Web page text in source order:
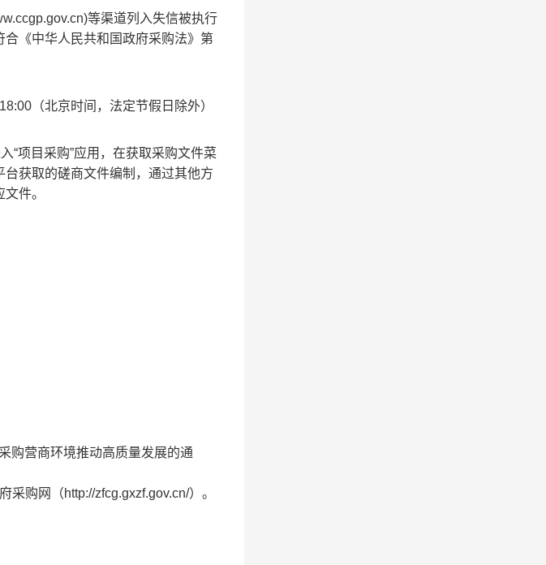
等渠道列入失信被执行
《中华人民共和国政府采购法》第
（北京时间，法定节假日除外）
“项目采购”应用，在获取采购文件菜
获取的磋商文件编制，通过其他方
件。
购营商环境推动高质量发展的通
购网（http://zfcg.gxzf.gov.cn/）。